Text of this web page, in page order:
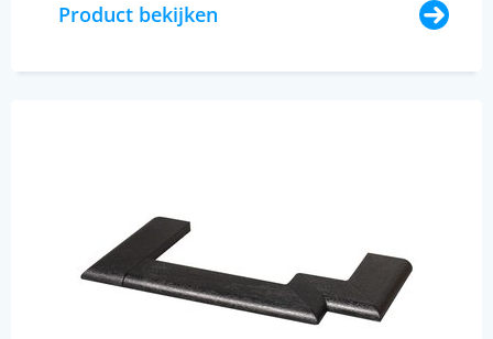
Product bekijken